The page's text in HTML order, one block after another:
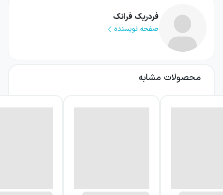
فردریک فرانک
صفحه نویسنده
محصولات مشابه